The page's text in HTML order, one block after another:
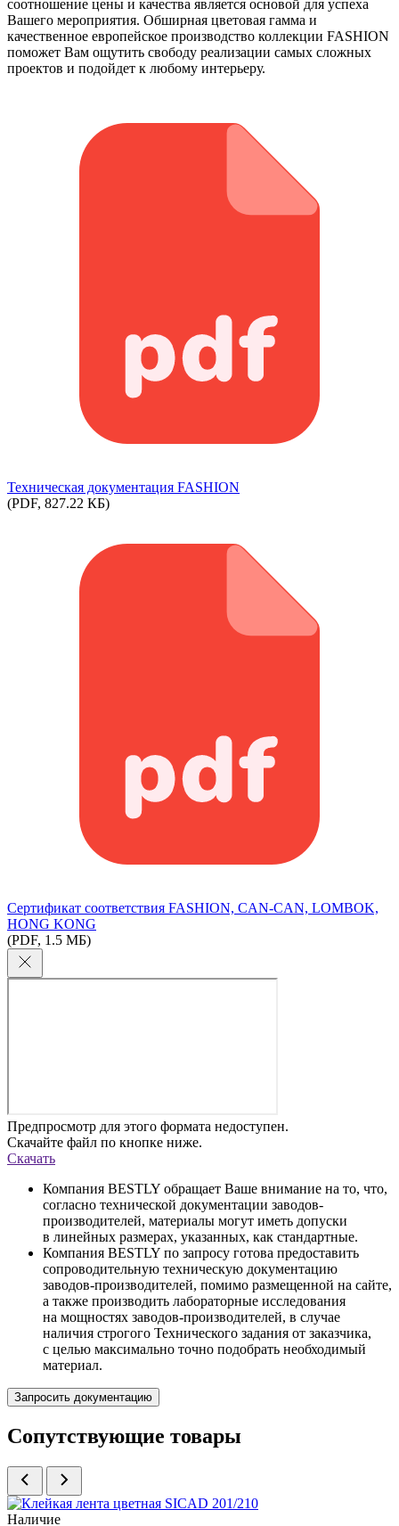
соотношение цены и качества является основой для успеха
Вашего мероприятия. Обширная цветовая гамма и
качественное европейское производство коллекции FASHION
поможет Вам ощутить свободу реализации самых сложных
проектов и подойдет к любому интерьеру.
Техническая документация FASHION
(PDF, 827.22 КБ)
Сертификат соответствия FASHION, CAN-CAN, LOMBOK,
HONG KONG
(PDF, 1.5 МБ)
Предпросмотр для этого формата недоступен.
Скачайте файл по кнопке ниже.
Скачать
Компания BESTLY обращает Ваше внимание на то, что,
согласно технической документации заводов-
производителей, материалы могут иметь допуски
в линейных размерах, указанных, как стандартные.
Компания BESTLY по запросу готова предоставить
сопроводительную техническую документацию
заводов-производителей, помимо размещенной на сайте,
а также производить лабораторные исследования
на мощностях заводов-производителей, в случае
наличия строгого Технического задания от заказчика,
с целью максимально точно подобрать необходимый
материал.
Запросить документацию
Сопутствующие товары
Наличие